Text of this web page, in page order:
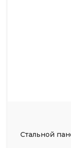
Стальной